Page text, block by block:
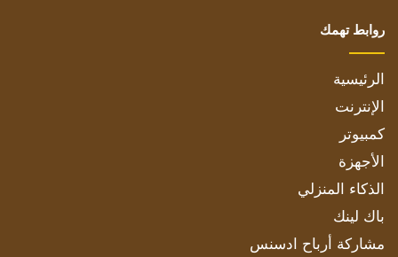
روابط تهمك
الرئيسية
الإنترنت
كمبيوتر
الأجهزة
الذكاء المنزلي
باك لينك
مشاركة أرباح ادسنس